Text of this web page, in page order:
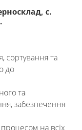
с.
сортування та
до
та
забезпечення
на всіх